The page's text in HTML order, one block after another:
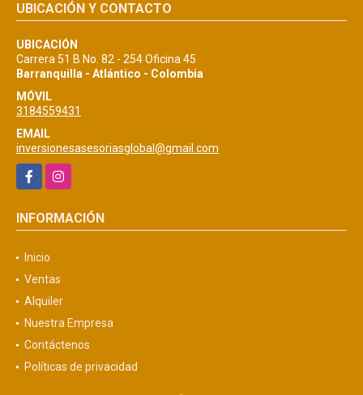
UBICACIÓN Y CONTACTO
UBICACIÓN
Carrera 51 B No. 82 - 254 Oficina 45
Barranquilla - Atlántico - Colombia
MÓVIL
3184559431
EMAIL
inversionesasesoriasglobal@gmail.com
FacebookInstagram
INFORMACIÓN
Inicio
Ventas
Alquiler
Nuestra Empresa
Contáctenos
Políticas de privacidad